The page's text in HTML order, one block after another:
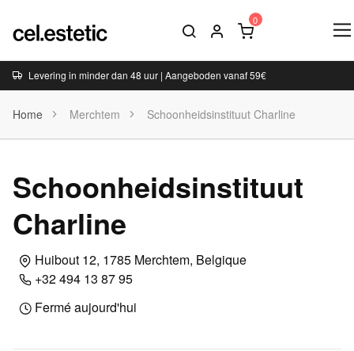
Levering in minder dan 48 uur | Aangeboden vanaf 59€
Home Merchtem Schoonheidsinstituut Charline
Schoonheidsinstituut
Charline
Huibout 12, 1785 Merchtem, Belgique
+32 494 13 87 95
Fermé aujourd'hui